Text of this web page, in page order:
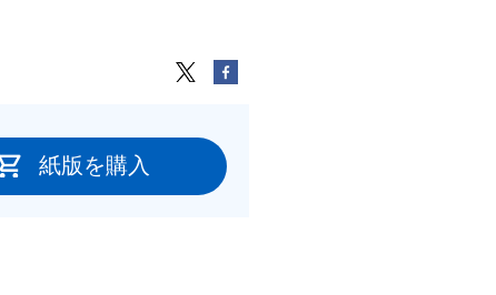
紙版を購入